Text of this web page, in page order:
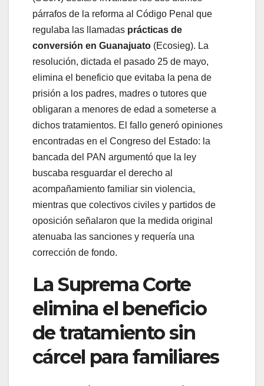
párrafos de la reforma al Código Penal que
regulaba las llamadas prácticas de
conversión en Guanajuato (Ecosieg). La
resolución, dictada el pasado 25 de mayo,
elimina el beneficio que evitaba la pena de
prisión a los padres, madres o tutores que
obligaran a menores de edad a someterse a
dichos tratamientos. El fallo generó opiniones
encontradas en el Congreso del Estado: la
bancada del PAN argumentó que la ley
buscaba resguardar el derecho al
acompañamiento familiar sin violencia,
mientras que colectivos civiles y partidos de
oposición señalaron que la medida original
atenuaba las sanciones y requería una
corrección de fondo.
La Suprema Corte
elimina el beneficio
de tratamiento sin
cárcel para familiares